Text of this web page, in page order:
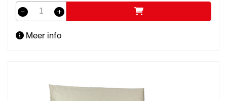
Meer info